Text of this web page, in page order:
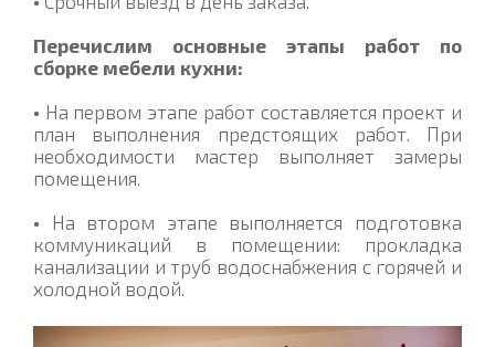
Перечислим основные этапы работ по
сборке мебели кухни:
• На первом этапе работ составляется проект и
план выполнения предстоящих работ. При
необходимости мастер выполняет замеры
помещения.
• На втором этапе выполняется подготовка
коммуникаций в помещении: прокладка
канализации и труб водоснабжения с горячей и
холодной водой.